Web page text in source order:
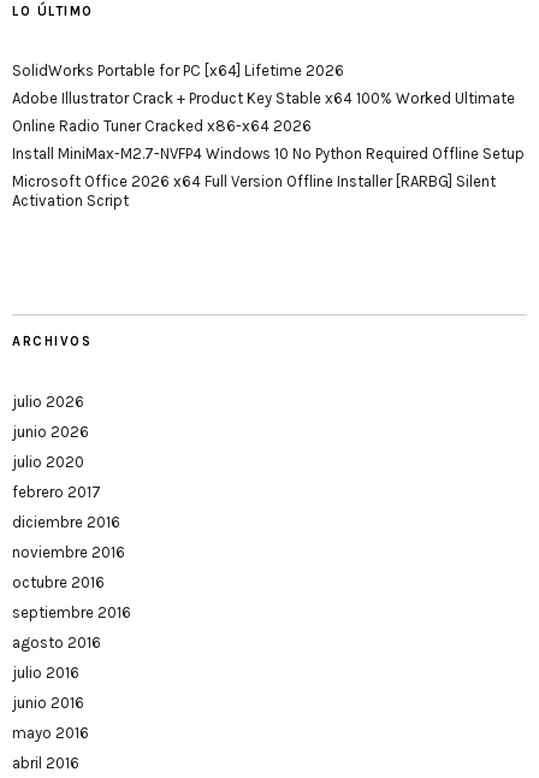
LO ÚLTIMO
SolidWorks Portable for PC [x64] Lifetime 2026
Adobe Illustrator Crack + Product Key Stable x64 100% Worked Ultimate
Online Radio Tuner Cracked x86-x64 2026
Install MiniMax-M2.7-NVFP4 Windows 10 No Python Required Offline Setup
Microsoft Office 2026 x64 Full Version Offline Installer [RARBG] Silent
Activation Script
ARCHIVOS
julio 2026
junio 2026
julio 2020
febrero 2017
diciembre 2016
noviembre 2016
octubre 2016
septiembre 2016
agosto 2016
julio 2016
junio 2016
mayo 2016
abril 2016